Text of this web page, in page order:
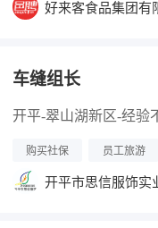
好来客食品集团有
车缝组长
开平-翠山湖新区-经验
购买社保 员工旅游
开平市思信服饰实